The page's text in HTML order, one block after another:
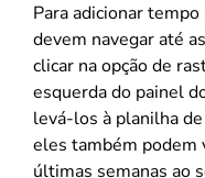
Para adicionar
devem navegar até
clicar na opção de
esquerda do painel
levá-los à planilha
eles também podem
últimas semanas ao